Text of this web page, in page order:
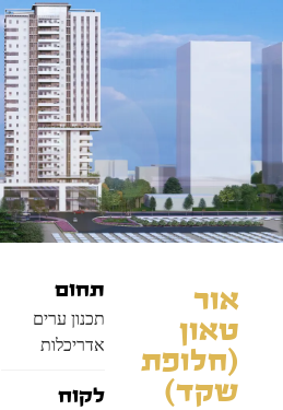
תחום
תכנון ערים
אדריכלות
לקוח
אור
טאון
(חלופת
שקד)